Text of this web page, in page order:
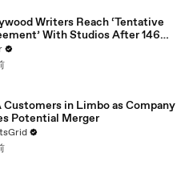
Writers Reach ‘Tentative
With Studios After 146
Customers in Limbo as Company
Potential Merger